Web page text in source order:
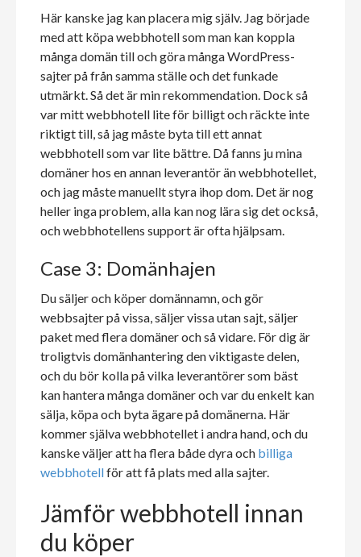
Här kanske jag kan placera mig själv. Jag började
med att köpa webbhotell som man kan koppla
många domän till och göra många WordPress-
sajter på från samma ställe och det funkade
utmärkt. Så det är min rekommendation. Dock så
var mitt webbhotell lite för billigt och räckte inte
riktigt till, så jag måste byta till ett annat
webbhotell som var lite bättre. Då fanns ju mina
domäner hos en annan leverantör än webbhotellet,
och jag måste manuellt styra ihop dom. Det är nog
heller inga problem, alla kan nog lära sig det också,
och webbhotellens support är ofta hjälpsam.
Case 3: Domänhajen
Du säljer och köper domännamn, och gör
webbsajter på vissa, säljer vissa utan sajt, säljer
paket med flera domäner och så vidare. För dig är
troligtvis domänhantering den viktigaste delen,
och du bör kolla på vilka leverantörer som bäst
kan hantera många domäner och var du enkelt kan
sälja, köpa och byta ägare på domänerna. Här
kommer själva webbhotellet i andra hand, och du
kanske väljer att ha flera både dyra och billiga
webbhotellför att få plats med alla sajter.
Jämför webbhotell innan
du köper